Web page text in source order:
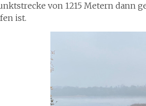
von 1215 Metern dann
ist.